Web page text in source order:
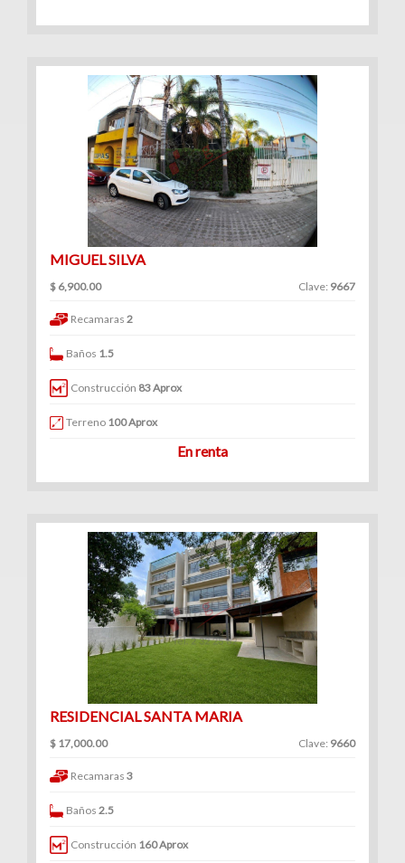
MIGUEL SILVA
$ 6,900.00 Clave: 9667
Recamaras 2
Baños 1.5
Construcción 83 Aprox
Terreno 100 Aprox
En renta
RESIDENCIAL SANTA MARIA
$ 17,000.00 Clave: 9660
Recamaras 3
Baños2.5
Construcción 160 Aprox